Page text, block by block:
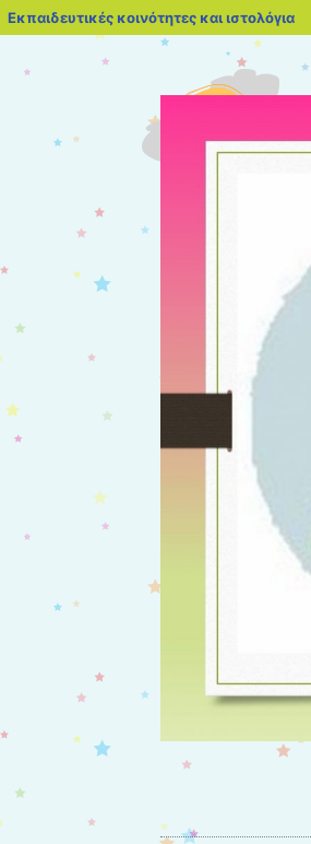
Εκπαιδευτικές κοινότητες και ιστολόγια